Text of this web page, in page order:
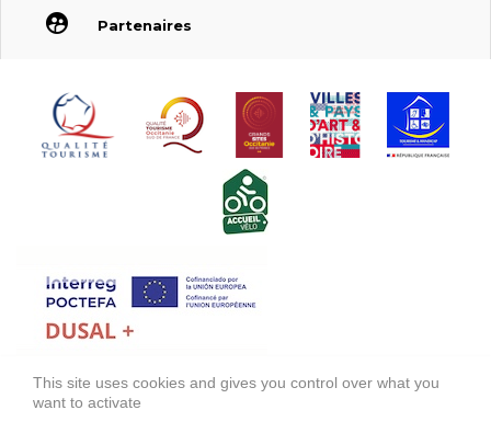
Partenaires
FONDS EUROPÉEN DE DÉVELOPPEMENT RÉGIONAL (FEDER)
This site uses cookies and gives you control over what you
want to activate